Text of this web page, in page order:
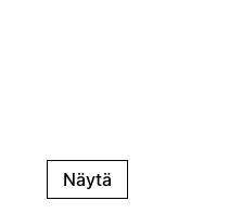
Näytä